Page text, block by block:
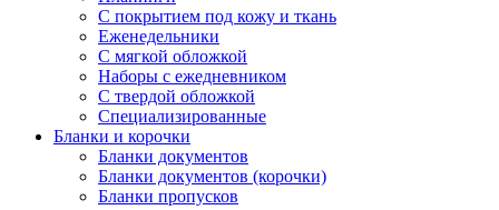
С покрытием под кожу и ткань
Еженедельники
С мягкой обложкой
Наборы с ежедневником
С твердой обложкой
Специализированные
Бланки и корочки
Бланки документов
Бланки документов (корочки)
Бланки пропусков